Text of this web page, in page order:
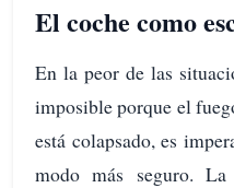
El coche como
En la peor de las
imposible porque el
está colapsado, es
modo más seguro.